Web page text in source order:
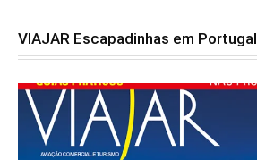
VIAJAR Escapadinhas em Portugal